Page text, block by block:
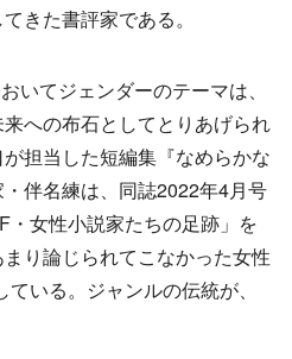
きた書評家である。
いてジェンダーのテーマは、
への布石としてとりあげられ
担当した短編集『なめらかな
伴名練は、同誌2022年4月号
・女性小説家たちの足跡」を
り論じられてこなかった女性
いる。ジャンルの伝統が、